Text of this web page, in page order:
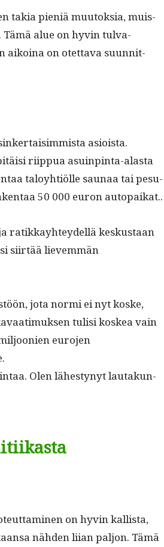
takia pieniä muu­tok­sia, muis­
alue on hyvin tul­va­
aikoina on otet­ta­va suun­nit­
asioista.
riip­pua asuin­pin­ta-alas­ta
taloy­htiölle saunaa tai pesu­
50 000 euron autopaikat..
ratikkay­htey­del­lä keskus­taan
siirtää lievem­män
jota nor­mi ei nyt koske,
tulisi koskea vain
euro­jen
Olen läh­estynyt lau­takun­
on hyvin kallista,
näh­den liian paljon. Tämä